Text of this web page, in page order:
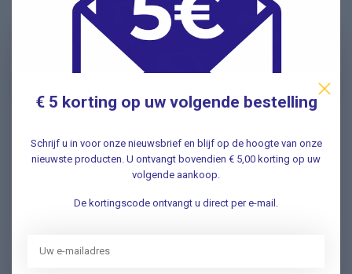
Vragen? Wij helpen graag!
✔ Snelle antwoorden op veelgestelde vragen ✔ Direct
Nieuwsbrief
Schrijf u in voor onze nieuwsbrief en ontvang als eerste
nieuwe aanbiedingen Meld u nu aan ➡️
€ 5 korting op uw volgende bestelling
Schrijf u in voor onze nieuwsbrief en blijf op de hoogte van onze
nieuwste producten. U ontvangt bovendien € 5,00 korting op uw
volgende aankoop.
De kortingscode ontvangt u direct per e-mail.